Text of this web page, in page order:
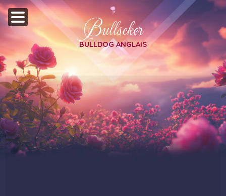
Bullscker
BULLDOG ANGLAIS